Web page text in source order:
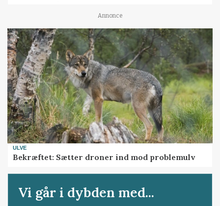
Annonce
ULVE
Bekræftet: Sætter droner ind mod problemulv
Vi går i dybden med...